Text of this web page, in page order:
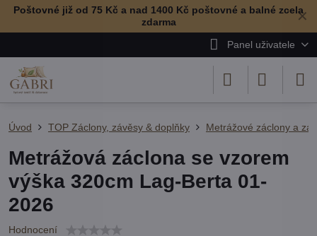
✕
Poštovné již od 75 Kč a nad 1400 Kč poštovné a balné zcela
zdarma
Panel uživatele
Úvod TOP Záclony, závěsy & doplňky Metrážové záclony a
Metrážová záclona se vzorem
výška 320cm Lag-Berta 01-
2026
Hodnocení